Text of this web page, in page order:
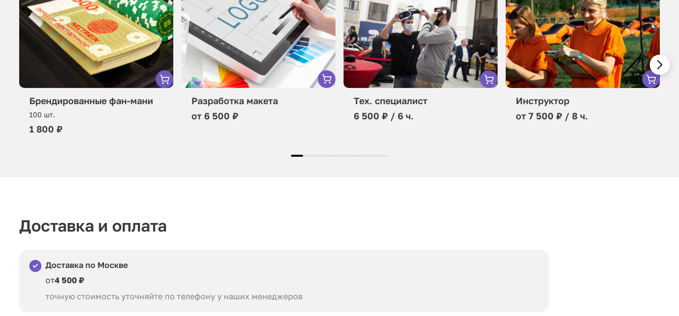
Брендированные фан-мани
100 шт.
1 800 ₽
Разработка макета
от 6 500 ₽
Тех. специалист
6 500 ₽ / 6 ч.
Инструктор
от 7 500 ₽ / 8 ч.
Доставка и оплата
Доставка по Москве
от4 500 ₽
точную стоимость уточняйте по телефону у наших менеджеров